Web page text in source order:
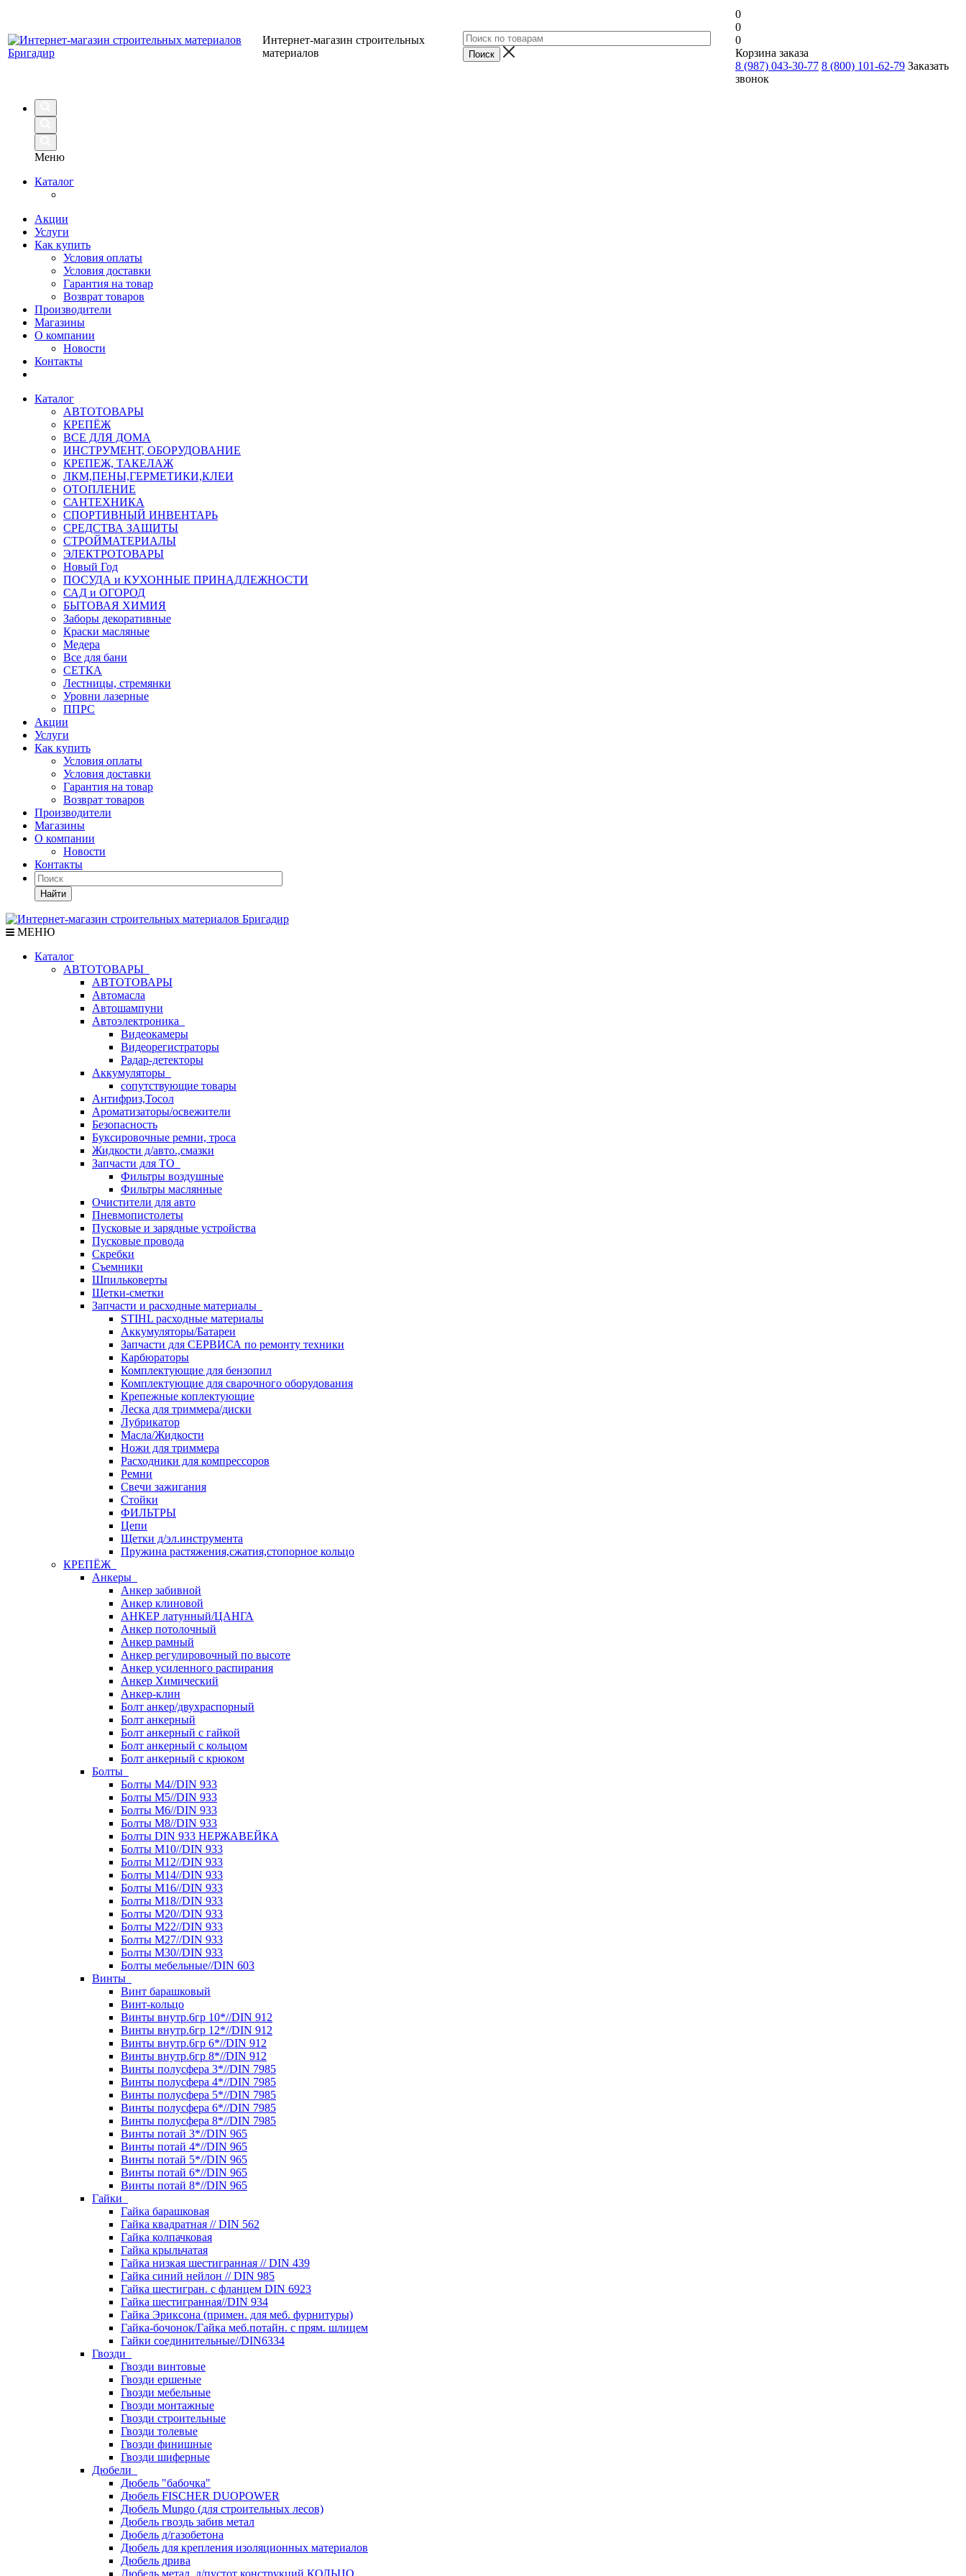
Интернет-магазин строительных
материалов
0
0
0
Корзина заказа
8 (987) 043-30-77 8 (800) 101-62-79 Заказать
звонок
Меню
Каталог
Акции
Услуги
Как купить
Условия оплаты
Условия доставки
Гарантия на товар
Возврат товаров
Производители
Магазины
О компании
Новости
Контакты
Каталог
АВТОТОВАРЫ
КРЕПЁЖ
ВСЕ ДЛЯ ДОМА
ИНСТРУМЕНТ, ОБОРУДОВАНИЕ
КРЕПЕЖ, ТАКЕЛАЖ
ЛКМ,ПЕНЫ,ГЕРМЕТИКИ,КЛЕИ
ОТОПЛЕНИЕ
САНТЕХНИКА
СПОРТИВНЫЙ ИНВЕНТАРЬ
СРЕДСТВА ЗАЩИТЫ
СТРОЙМАТЕРИАЛЫ
ЭЛЕКТРОТОВАРЫ
Новый Год
ПОСУДА и КУХОННЫЕ ПРИНАДЛЕЖНОСТИ
САД и ОГОРОД
БЫТОВАЯ ХИМИЯ
Заборы декоративные
Краски масляные
Медера
Все для бани
СЕТКА
Лестницы, стремянки
Уровни лазерные
ППРС
Акции
Услуги
Как купить
Условия оплаты
Условия доставки
Гарантия на товар
Возврат товаров
Производители
Магазины
О компании
Новости
Контакты
Найти
МЕНЮ
Каталог
АВТОТОВАРЫ
АВТОТОВАРЫ
Автомасла
Автошампуни
Автоэлектроника
Видеокамеры
Видеорегистраторы
Радар-детекторы
Аккумуляторы
сопутствующие товары
Антифриз,Тосол
Ароматизаторы/освежители
Безопасность
Буксировочные ремни, троса
Жидкости д/авто.,смазки
Запчасти для ТО
Фильтры воздушные
Фильтры маслянные
Очистители для авто
Пневмопистолеты
Пусковые и зарядные устройства
Пусковые провода
Скребки
Съемники
Шпильковерты
Щетки-сметки
Запчасти и расходные материалы
STIHL расходные материалы
Аккумуляторы/Батареи
Запчасти для СЕРВИСА по ремонту техники
Карбюраторы
Комплектующие для бензопил
Комплектующие для сварочного оборудования
Крепежные коплектующие
Леска для триммера/диски
Лубрикатор
Масла/Жидкости
Ножи для триммера
Расходники для компрессоров
Ремни
Свечи зажигания
Стойки
ФИЛЬТРЫ
Цепи
Щетки д/эл.инструмента
Пружина растяжения,сжатия,стопорное кольцо
КРЕПЁЖ
Анкеры
Анкер забивной
Анкер клиновой
АНКЕР латунный/ЦАНГА
Анкер потолочный
Анкер рамный
Анкер регулировочный по высоте
Анкер усиленного распирания
Анкер Химический
Анкер-клин
Болт анкер/двухраспорный
Болт анкерный
Болт анкерный с гайкой
Болт анкерный с кольцом
Болт анкерный с крюком
Болты
Болты М4//DIN 933
Болты М5//DIN 933
Болты М6//DIN 933
Болты М8//DIN 933
Болты DIN 933 НЕРЖАВЕЙКА
Болты М10//DIN 933
Болты М12//DIN 933
Болты М14//DIN 933
Болты М16//DIN 933
Болты М18//DIN 933
Болты М20//DIN 933
Болты М22//DIN 933
Болты М27//DIN 933
Болты М30//DIN 933
Болты мебельные//DIN 603
Винты
Винт барашковый
Винт-кольцо
Винты внутр.6гр 10*//DIN 912
Винты внутр.6гр 12*//DIN 912
Винты внутр.6гр 6*//DIN 912
Винты внутр.6гр 8*//DIN 912
Винты полусфера 3*//DIN 7985
Винты полусфера 4*//DIN 7985
Винты полусфера 5*//DIN 7985
Винты полусфера 6*//DIN 7985
Винты полусфера 8*//DIN 7985
Винты потай 3*//DIN 965
Винты потай 4*//DIN 965
Винты потай 5*//DIN 965
Винты потай 6*//DIN 965
Винты потай 8*//DIN 965
Гайки
Гайка барашковая
Гайка квадратная // DIN 562
Гайка колпачковая
Гайка крыльчатая
Гайка низкая шестигранная // DIN 439
Гайка синий нейлон // DIN 985
Гайка шестигран. с фланцем DIN 6923
Гайка шестигранная//DIN 934
Гайка Эриксона (примен. для меб. фурнитуры)
Гайка-бочонок/Гайка меб.потайн. с прям. шлицем
Гайки соединительные//DIN6334
Гвозди
Гвозди винтовые
Гвозди ершеные
Гвозди мебельные
Гвозди монтажные
Гвозди строительные
Гвозди толевые
Гвозди финишные
Гвозди шиферные
Дюбели
Дюбель "бабочка"
Дюбель FISCHER DUOPOWER
Дюбель Mungo (для строительных лесов)
Дюбель гвоздь забив метал
Дюбель д/газобетона
Дюбель для крепления изоляционных материалов
Дюбель дрива
Дюбель метал. д/пустот конструкций КОЛЬЦО